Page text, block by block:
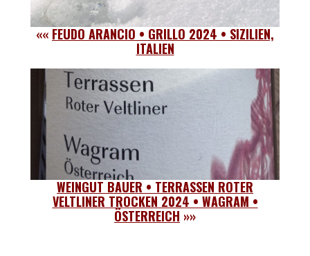
«« FEUDO ARANCIO • GRILLO 2024 • SIZILIEN,
ITALIEN
WEINGUT BAUER • TERRASSEN ROTER
VELTLINER TROCKEN 2024 • WAGRAM •
ÖSTERREICH »»